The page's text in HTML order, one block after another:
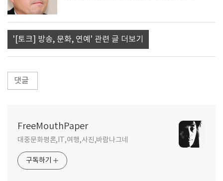
'[토크] 방송, 문화, 연예' 관련 글 더보기
댓글
FreeMouthPaper
대중문화평론,IT,여행,사진,바람나그네
구독하기